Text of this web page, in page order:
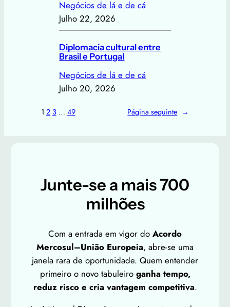
Negócios de lá e de cá
Julho 22, 2026
Diplomacia cultural entre
Brasil e Portugal
Negócios de lá e de cá
Julho 20, 2026
1 2 3 … 49 Página seguinte →
Junte-se a mais 700
milhões
Com a entrada em vigor do Acordo
Mercosul–União Europeia, abre-se uma
janela rara de oportunidade. Quem entender
primeiro o novo tabuleiro ganha tempo,
reduz risco e cria vantagem competitiva.